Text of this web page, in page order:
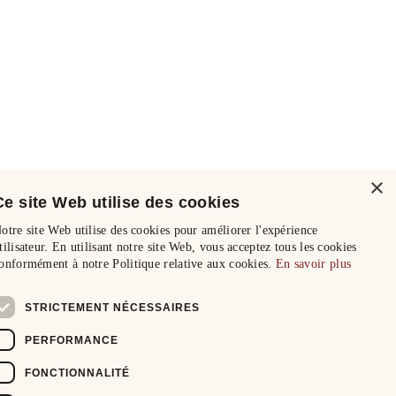
×
site Web utilise des cookies
site Web utilise des cookies pour améliorer l'expérience
En utilisant notre site Web, vous acceptez tous les cookies
à notre Politique relative aux cookies. En savoir plus
STRICTEMENT NÉCESSAIRES
PERFORMANCE
FONCTIONNALITÉ